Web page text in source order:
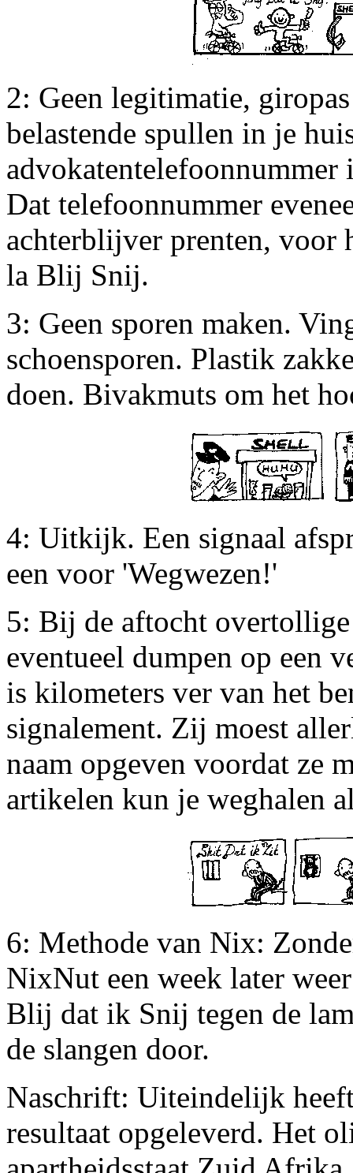
2: Geen legitimatie,
belastende spullen in je
Dat telefoonnummer
achterblijver prenten, voor
la Blij Snij.
3: Geen sporen maken.
schoensporen. Plastik
doen. Bivakmuts om het
4: Uitkijk. Een signaal
een voor 'Wegwezen!'
5: Bij de aftocht
eventueel dumpen op een
is kilometers ver van het
signalement. Zij moest
naam opgeven voordat ze
artikelen kun je weghalen
6: Methode van Nix:
NixNut een week later
Blij dat ik Snij tegen de
de slangen door.
Naschrift: Uiteindelijk
resultaat opgeleverd. Het